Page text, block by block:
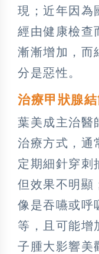
現；近年因為
經由健康檢查
漸漸增加，而
分是惡性。
治療甲狀腺
葉美成主治醫
治療方式，通
定期細針穿刺
但效果不明顯
像是吞嚥或呼
等，且可能增
子腫大影響美